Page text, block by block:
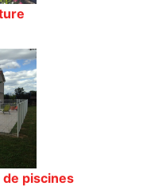
piscines